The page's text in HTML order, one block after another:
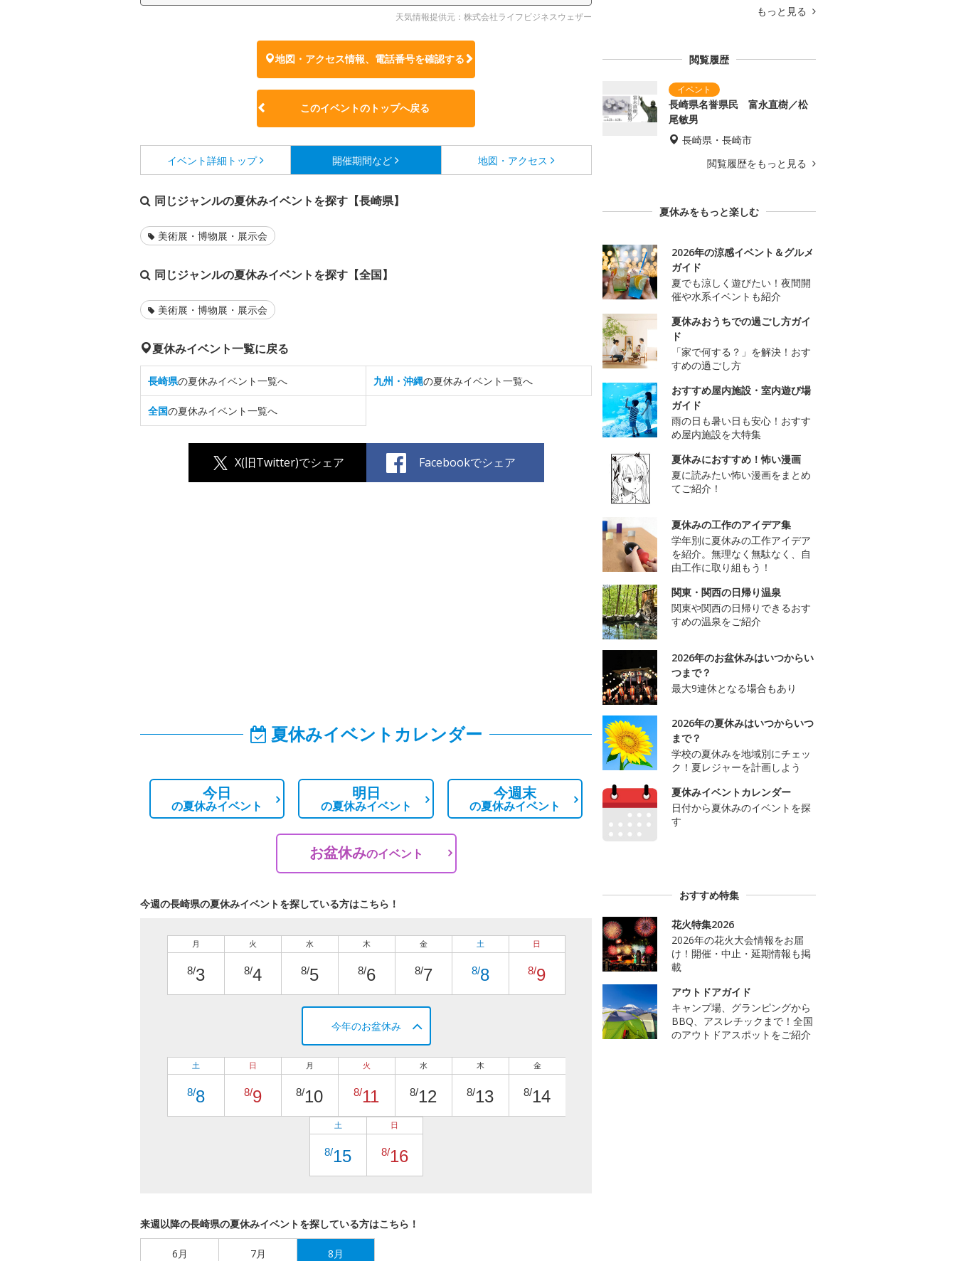
天気情報提供元：株式会社ライフビジネスウェザー
地図・アクセス情報、電話番号を確認する
このイベントのトップへ戻る
イベント詳細 トップ 開催期間など 地図・アクセス
同じジャンルの夏休みイベントを探す【長崎県】
美術展・博物展・展示会
同じジャンルの夏休みイベントを探す【全国】
美術展・博物展・展示会
夏休みイベント一覧に戻る
長崎県の夏休みイベント一覧へ 九州・沖縄の夏休みイベント一覧へ
全国の夏休みイベント一覧へ
X(旧Twitter)でシェア Facebookでシェア
夏休みイベントカレンダー
今日
の夏休みイベント
明日
の夏休みイベント
今週末
の夏休みイベント
お盆休みのイベント
今週の長崎県の夏休みイベントを探している方はこちら！
月
8/3
火
8/4
水
8/5
木
8/6
金
8/7
土
8/8
日
8/9
今年のお盆休み
土
8/8
日
8/9
月
8/10
火
8/11
水
8/12
木
8/13
金
8/14
土
8/15
日
8/16
来週以降の長崎県の夏休みイベントを探している方はこちら！
6月 7月 8月
もっと見る
閲覧履歴
長崎県名誉県民 富永直樹／松
尾敏男
長崎県・長崎市
閲覧履歴をもっと見る
夏休みをもっと楽しむ
2026年の涼感イベント＆グルメ
ガイド
夏でも涼しく遊びたい！夜間開
催や水系イベントも紹介
夏休みおうちでの過ごし方ガイ
ド
「家で何する？」を解決！おす
すめの過ごし方
おすすめ屋内施設・室内遊び場
ガイド
雨の日も暑い日も安心！おすす
め屋内施設を大特集
夏休みにおすすめ！怖い漫画
夏に読みたい怖い漫画をまとめ
てご紹介！
夏休みの工作のアイデア集
学年別に夏休みの工作アイデア
を紹介。無理なく無駄なく、自
由工作に取り組もう！
関東・関西の日帰り温泉
関東や関西の日帰りできるおす
すめの温泉をご紹介
2026年のお盆休みはいつからい
つまで？
最大9連休となる場合もあり
2026年の夏休みはいつからいつ
まで？
学校の夏休みを地域別にチェッ
ク！夏レジャーを計画しよう
夏休みイベントカレンダー
日付から夏休みのイベントを探
す
おすすめ特集
花火特集2026
2026年の花火大会情報をお届
け！開催・中止・延期情報も掲
載
アウトドアガイド
キャンプ場、グランピングから
BBQ、アスレチックまで！全国
のアウトドアスポットをご紹介